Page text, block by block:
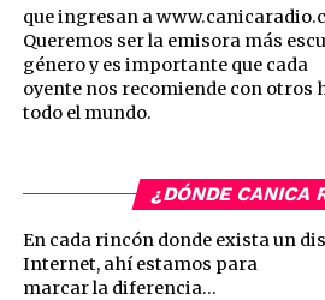
que ingresan a
Queremos ser la emisora más
género y es importante que cada
oyente nos recomiende con otros
todo el mundo.
¿DÓNDE CANICA
En cada rincón donde exista un
Internet, ahí estamos para
marcar la diferencia…